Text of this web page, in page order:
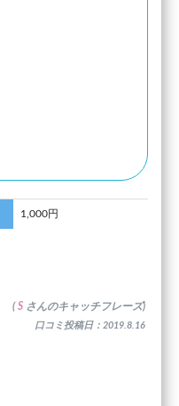
1,000円
( S さんのキャッチフレーズ)
口コミ投稿日：2019.8.16